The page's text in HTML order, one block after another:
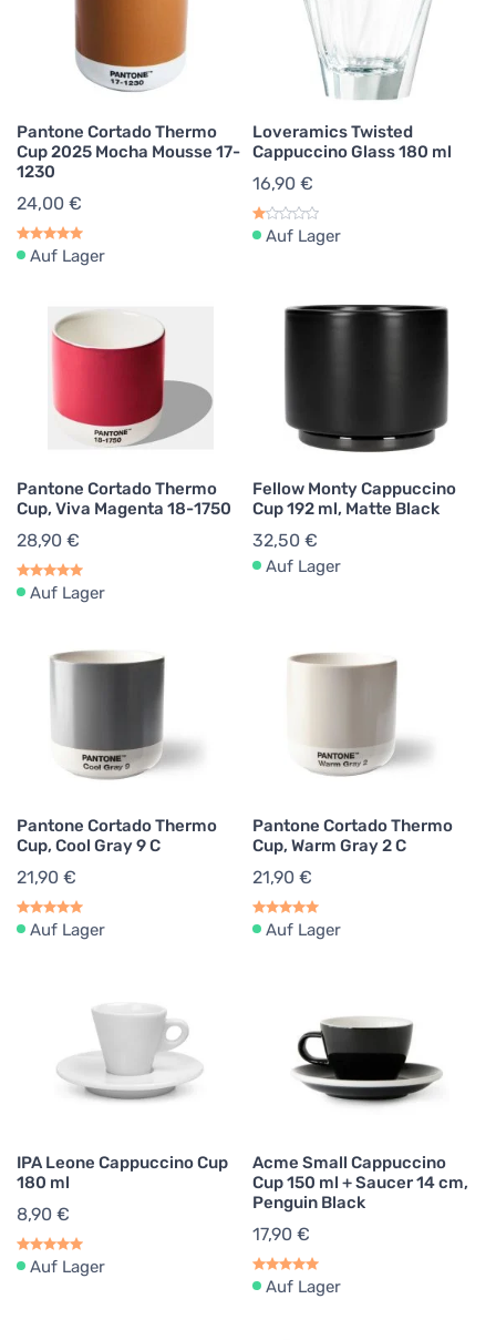
Pantone Cortado Thermo
Cup 2025 Mocha Mousse 17-
1230
24,00 €
Auf Lager
Loveramics Twisted
Cappuccino Glass 180 ml
16,90 €
Auf Lager
Pantone Cortado Thermo
Cup, Viva Magenta 18-1750
28,90 €
Auf Lager
Fellow Monty Cappuccino
Cup 192 ml, Matte Black
32,50 €
Auf Lager
Pantone Cortado Thermo
Cup, Cool Gray 9 C
21,90 €
Auf Lager
Pantone Cortado Thermo
Cup, Warm Gray 2 C
21,90 €
Auf Lager
IPA Leone Cappuccino Cup
180 ml
8,90 €
Auf Lager
Acme Small Cappuccino
Cup 150 ml + Saucer 14 cm,
Penguin Black
17,90 €
Auf Lager